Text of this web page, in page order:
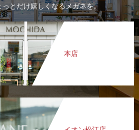
とだけ嬉しくなるメガネを。
本店